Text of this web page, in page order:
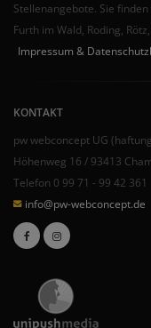
Stellenangebote. Sie
Furth im Wald, Roding,
Impressum &
KONTAKT
pw webconcept UG
Höhenweg 16 / 93413
Telefon 0 99 71 - 99 42 361
info@pw-webconcept.de